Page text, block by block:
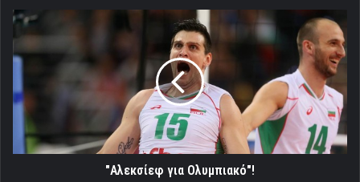
"Αλεκσίεφ
για
Ολυμπιακό"!
"Αλεκσίεφ για Ολυμπιακό"!